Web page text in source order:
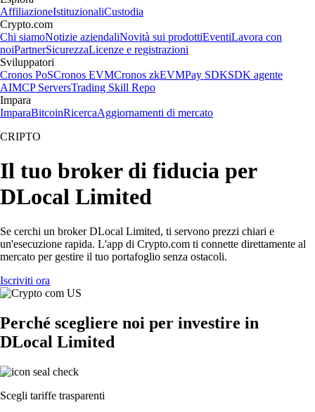
AffiliazioneIstituzionaliCustodia
Crypto.com
Chi siamoNotizie aziendaliNovità sui prodottiEventiLavora con
noiPartnerSicurezzaLicenze e registrazioni
Sviluppatori
Cronos PoSCronos EVMCronos zkEVMPay SDKSDK agente
AIMCP ServersTrading Skill Repo
Impara
ImparaBitcoinRicercaAggiornamenti di mercato
CRIPTO
Il tuo broker di fiducia per
DLocal Limited
Se cerchi un broker DLocal Limited, ti servono prezzi chiari e
un'esecuzione rapida. L'app di Crypto.com ti connette direttamente al
mercato per gestire il tuo portafoglio senza ostacoli.
Iscriviti ora
Perché scegliere noi per investire in
DLocal Limited
Scegli tariffe trasparenti